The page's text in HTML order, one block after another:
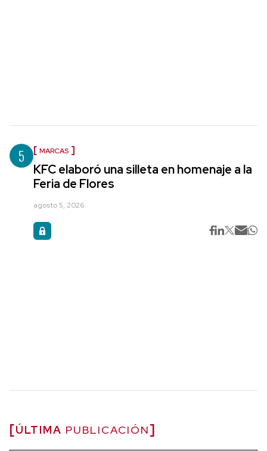
5 MARCAS
KFC elaboró una silleta en homenaje a la
Feria de Flores
agosto 5, 2026
ÚLTIMA PUBLICACIÓN